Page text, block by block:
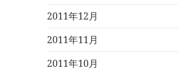
2011年12月
2011年11月
2011年10月